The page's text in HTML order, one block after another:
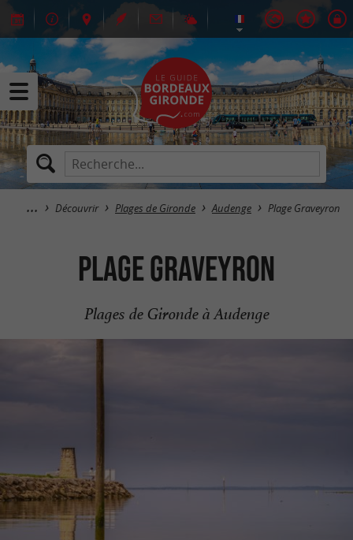
Découvrir Plages de Gironde Audenge Plage Graveyron
Plage Graveyron
Plages de Gironde à Audenge